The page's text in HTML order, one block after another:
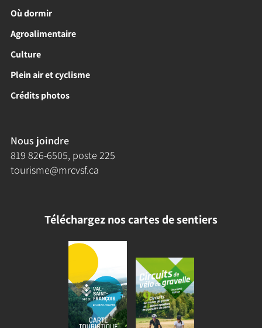
Où dormir
Agroalimentaire
Culture
Plein air et cyclisme
Crédits photos
Nous joindre
819 826-6505, poste 225
tourisme@mrcvsf.ca
Téléchargez nos cartes de sentiers